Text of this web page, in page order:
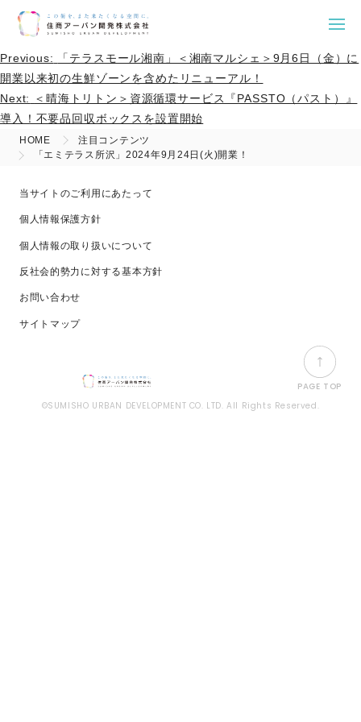
Skip
to
content
投
稿
ナ
Previous:
「テラスモール湘南」＜湘南マルシェ＞9月6日（金）に
開業以来初の生鮮ゾーンを含めたリニューアル！
Next:
＜晴海トリトン＞資源循環サービス『PASSTO（パスト）』
導入！不要品回収ボックスを設置開始
HOME
注目コンテンツ
「エミテラス所沢」2024年9月24日(火)開業！
PAGE TOP
当サイトのご利用にあたって
個人情報保護方針
個人情報の取り扱いについて
反社会的勢力に対する基本方針
お問い合わせ
サイトマップ
©SUMISHO URBAN DEVELOPMENT CO. LTD. All Rights Reserved.